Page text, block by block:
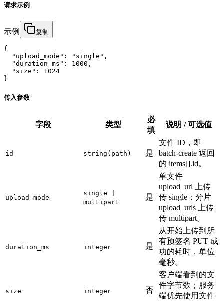
请求示例
示例 复制
{
  "upload_mode": "single",
  "duration_ms": 1000,
  "size": 1024
}
传入参数
字段 类型
必
填
说明 / 可选值
id string(path) 是
文件 ID，即
batch-create 返回
的 items[].id。
upload_mode
single |
multipart
是
单文件
upload_url 上传
传 single；分片
upload_urls 上传
传 multipart。
duration_ms integer 是
从开始上传到所
有预签名 PUT 成
功的耗时，单位
毫秒。
size integer 否
客户端看到的文
件字节数；服务
端优先使用文件